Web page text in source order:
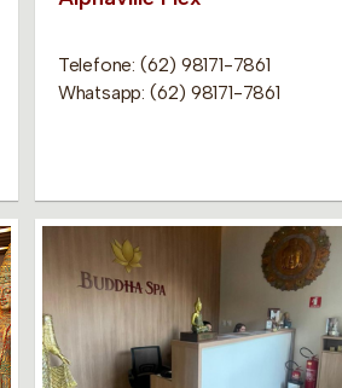
Telefone: (62) 98171-7861
Whatsapp: (62) 98171-7861